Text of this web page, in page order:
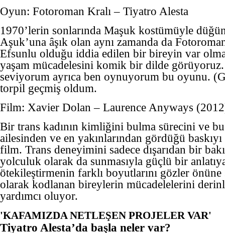
Oyun: Fotoroman Kralı – Tiyatro Alesta
1970’lerin sonlarında Maşuk kostümüyle
Aşuk’una âşık olan aynı zamanda da
Efsunlu olduğu iddia edilen bir bireyin var
yaşam mücadelesini komik bir dilde görüyoruz.
seviyorum ayrıca ben oynuyorum bu oyunu.
torpil geçmiş oldum.
Film: Xavier Dolan – Laurence Anyways
Bir trans kadının kimliğini bulma sürecini ve
ailesinden ve en yakınlarından gördüğü
film. Trans deneyimini sadece dışarıdan bir
yolculuk olarak da sunmasıyla güçlü bir
ötekileştirmenin farklı boyutlarını gözler
olarak kodlanan bireylerin mücadelelerini
yardımcı oluyor.
'KAFAMIZDA NETLEŞEN PROJELER VAR'
Tiyatro Alesta’da başla neler var?